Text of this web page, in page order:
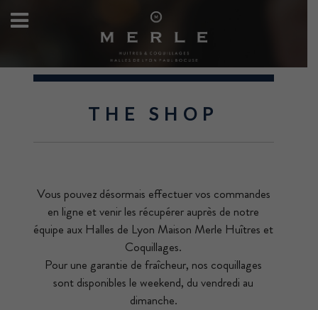
THE SHOP
Vous pouvez désormais effectuer vos commandes
en ligne et venir les récupérer auprès de notre
équipe aux Halles de Lyon Maison Merle Huîtres et
Coquillages.
Pour une garantie de fraîcheur, nos coquillages
sont disponibles le weekend, du vendredi au
dimanche.